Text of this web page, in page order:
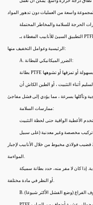
الحرجة للسلامة والمخاطر المحتملة
التطبيق السيئ للأنابيب المغطاة بـ PTFE هو المكان الذي تكمن فيه أكبر المخاطر. وتشمل المخاطر
الرئيسية وعوامل التخفيف منها:
A. الضرر الميكانيكي للبطانة:
أثناء التثبيت ، أو الطين الكاش أن
ممارسات السلامة:
تركيب مخصصة وغير معدنية (على سبيل
فولاذي مخيوط من خلال الأنابيب لإجبار
إذا كان لا مفر منه، حدد بطانة سميكة